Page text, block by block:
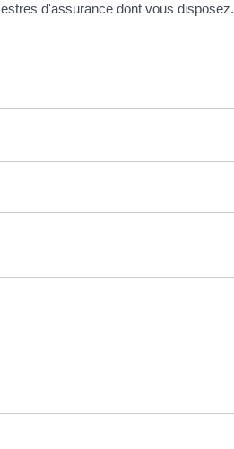
d'assurance dont vous disposez.